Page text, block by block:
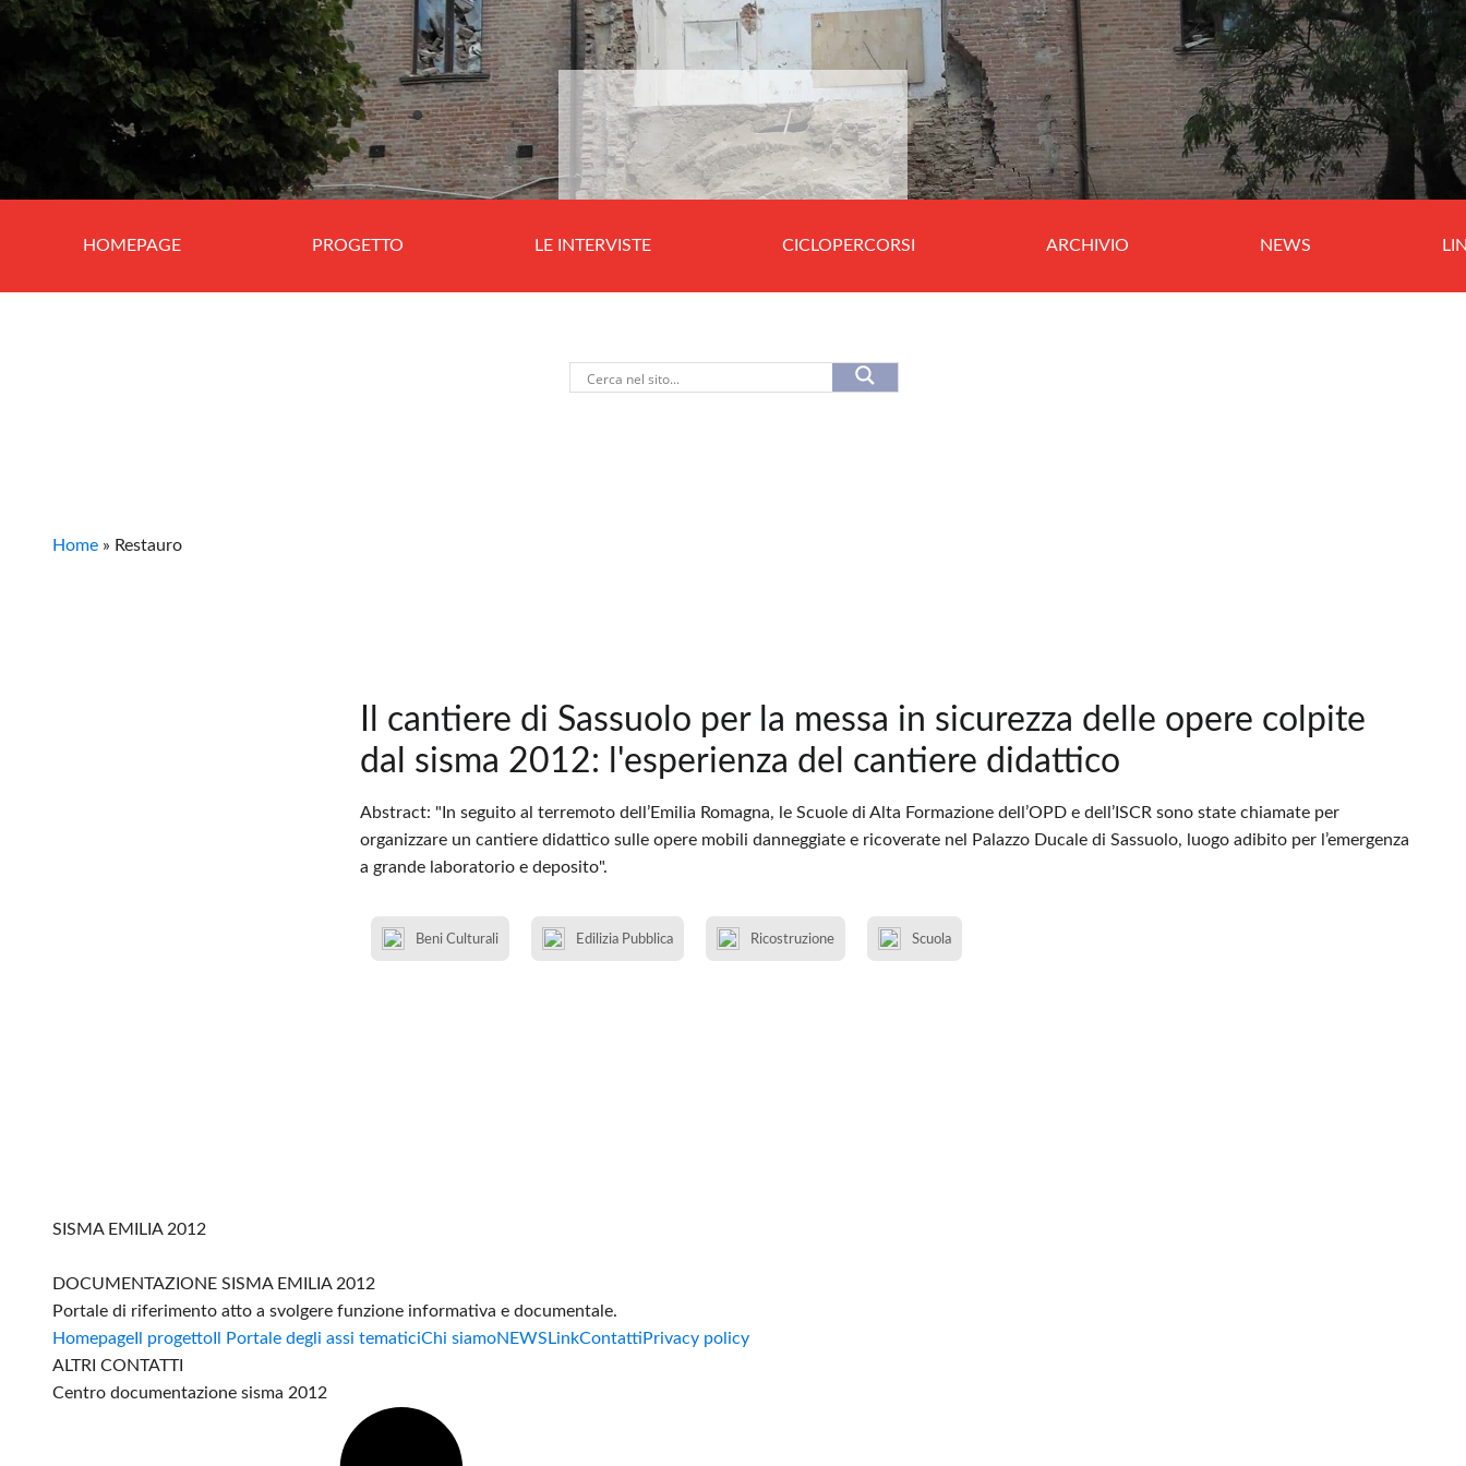
HOMEPAGE PROGETTO LE INTERVISTE CICLOPERCORSI ARCHIVIO NEWS
Home » Restauro
Il cantiere di Sassuolo per la messa in sicurezza delle opere colpite
dal sisma 2012: l'esperienza del cantiere didattico
Abstract: "In seguito al terremoto dell’Emilia Romagna, le Scuole di Alta Formazione dell’OPD e dell’ISCR sono state chiamate per
organizzare un cantiere didattico sulle opere mobili danneggiate e ricoverate nel Palazzo Ducale di Sassuolo, luogo adibito per l’emergenza
a grande laboratorio e deposito".
Beni Culturali Edilizia Pubblica Ricostruzione Scuola
SISMA EMILIA 2012
DOCUMENTAZIONE SISMA EMILIA 2012
Portale di riferimento atto a svolgere funzione informativa e documentale.
Homepage Il progetto Il Portale degli assi tematiciChi siamoNEWS LinkContatti Privacy policy
ALTRI CONTATTI
Centro documentazione sisma 2012